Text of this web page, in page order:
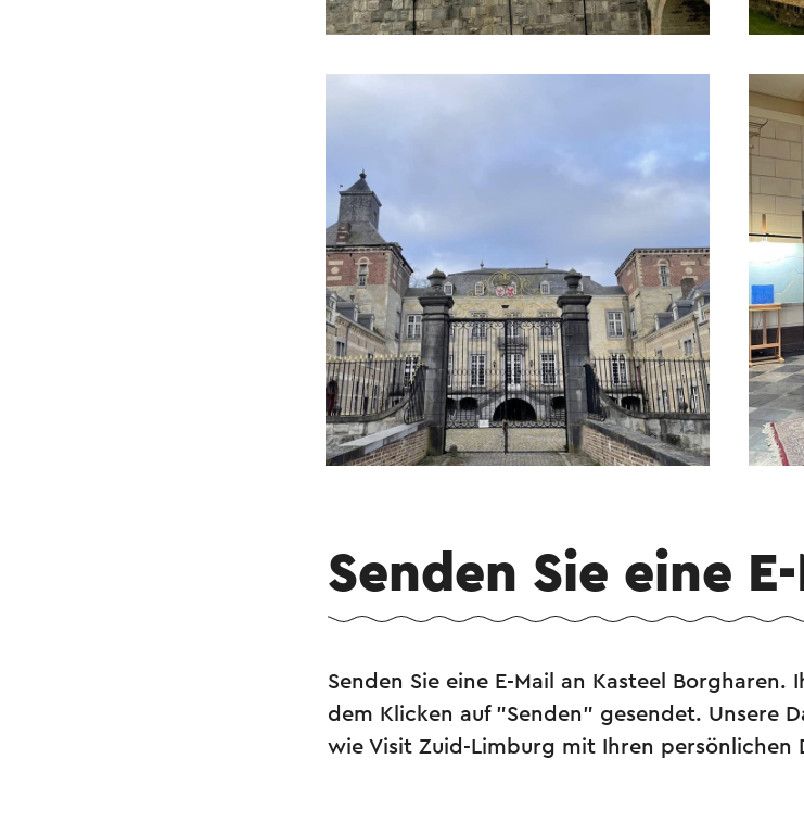
Senden Sie eine E-
Senden Sie eine E-Mail an Kasteel
dem Klicken auf "Senden" gesendet. Unsere
wie Visit Zuid-Limburg mit Ihren persönlichen